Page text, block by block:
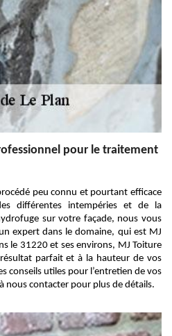
pour le traitement
peu connu et pourtant efficace
différentes intempéries et de la
sur votre façade, nous vous
expert dans le domaine, qui est MJ
le 31220 et ses environs, MJ Toiture
parfait et à la hauteur de vos
conseils utiles pour l’entretien de vos
nous contacter pour plus de détails.